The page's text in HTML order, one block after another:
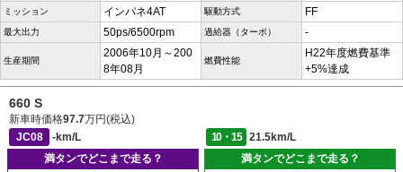
ミッション インパネ4AT 駆動方式 FF
最大出力 50ps/6500rpm 過給器（ターボ） -
生産期間
2006年10月～200
8年08月
燃費性能
H22年度燃費基準
+5%達成
660 S
新車時価格97.7万円(税込)
JC08
-km/L 10・15
21.5km/L
満タンでどこまで走る？
満タンでどこまで走る？